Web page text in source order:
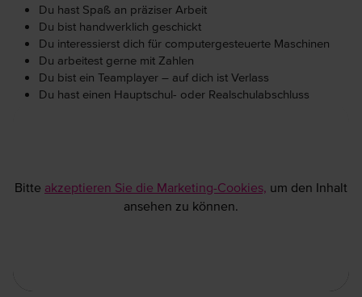
Du hast Spaß an präziser Arbeit
Du bist handwerklich geschickt
Du interessierst dich für computergesteuerte Maschinen
Du arbeitest gerne mit Zahlen
Du bist ein Teamplayer – auf dich ist Verlass
Du hast einen Hauptschul- oder Realschulabschluss
Bitte akzeptieren Sie die Marketing-Cookies, um den Inhalt
ansehen zu können.